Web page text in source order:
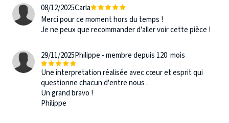
08/12/2025Carla
Merci pour ce moment hors du temps !
Je ne peux que recommander d’aller voir cette pièce !
29/11/2025Philippe - membre depuis 120 mois
Une interpretation réalisée avec cœur et esprit qui
questionne chacun d'entre nous .
Un grand bravo !
Philippe